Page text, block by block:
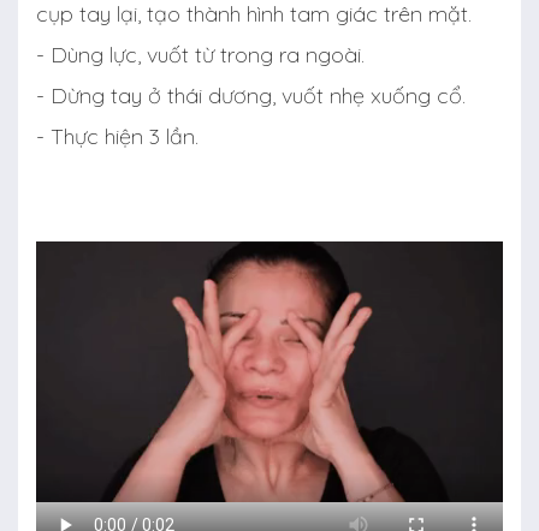
cụp tay lại, tạo thành hình tam giác trên mặt.
- Dùng lực, vuốt từ trong ra ngoài.
- Dừng tay ở thái dương, vuốt nhẹ xuống cổ.
- Thực hiện 3 lần.